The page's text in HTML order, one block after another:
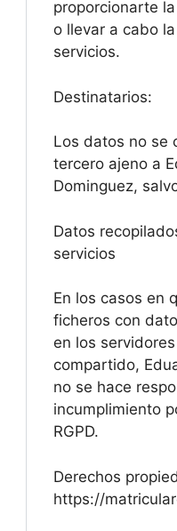
proporcionarte
o llevar a cabo
servicios.
Destinatarios:
Los datos no se
tercero ajeno a
Dominguez,
Datos
servicios
En los casos en
ficheros con
en los
compartido,
no se hace
incumplimiento
RGPD.
Derechos
https://